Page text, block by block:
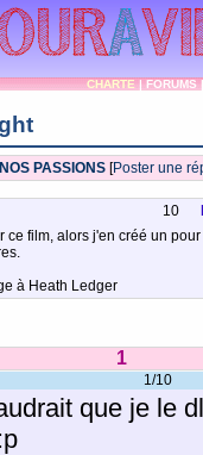
CHARTE|FORUMS
PASSIONS [Poster une
10
ce film, alors j'en créé un
à Heath Ledger
1
1/10
que je le